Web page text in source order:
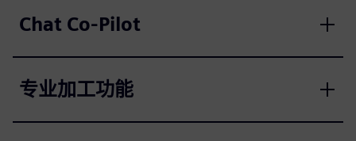
Chat Co-Pilot
专业加工功能